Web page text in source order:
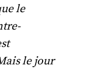
le
le jour